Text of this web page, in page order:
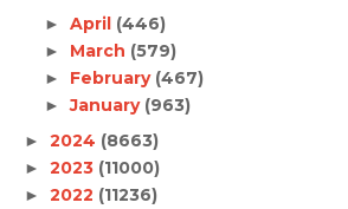
► April (446)
► March (579)
► February (467)
►January (963)
► 2024 (8663)
► 2023 (11000)
► 2022 (11236)